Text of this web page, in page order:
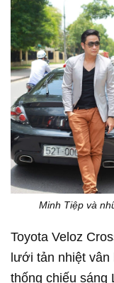
Minh Tiệp và
Toyota Veloz
lưới tản nhiệt
thống chiếu sáng